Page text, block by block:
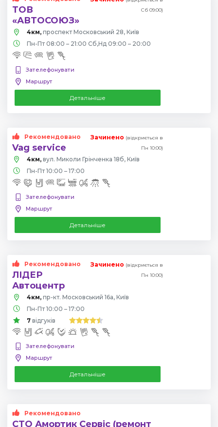
ТОВ
«АВТОСОЮЗ»
Сб 09:00)
4км, проспект Московський 28, Київ
Пн-Пт 08:00 – 21:00 Сб,Нд 09:00 – 20:00
Зателефонувати
Маршрут
Детальніше
Рекомендовано
Vag service
Зачинено (відкриється в
Пн 10:00)
4км, вул. Миколи Грінченка 18б, Київ
Пн-Пт 10:00 – 17:00
Зателефонувати
Маршрут
Детальніше
Рекомендовано
ЛІДЕР
Автоцентр
Зачинено (відкриється в
Пн 10:00)
4км, пр-кт. Московський 16а, Київ
Пн-Пт 10:00 – 17:00
7 відгуків
Зателефонувати
Маршрут
Детальніше
Рекомендовано
СТО Амортик Сервіс (ремонт